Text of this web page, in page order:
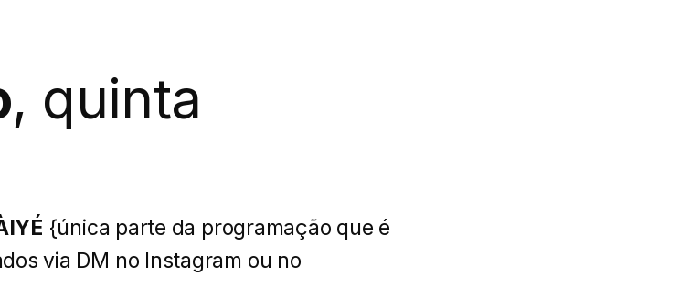
, quinta
{única parte da programação que é
via DM no Instagram ou no